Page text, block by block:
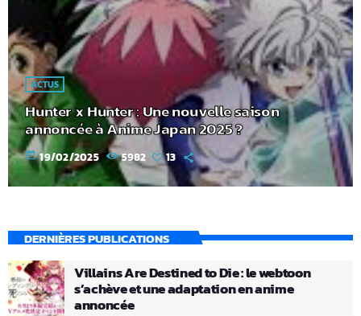
ACTUS
Hunter x Hunter : Une nouvelle saison
annoncée à Anime Japan 2025 ?
today 19/02/2025 5982 13
DERNIÈRES PUBLICATIONS
Villains Are Destined to Die : le webtoon
s’achève et une adaptation en anime
annoncée